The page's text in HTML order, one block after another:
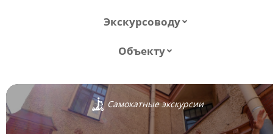
Экскурсоводу
Объекту
Самокатные экскурсии